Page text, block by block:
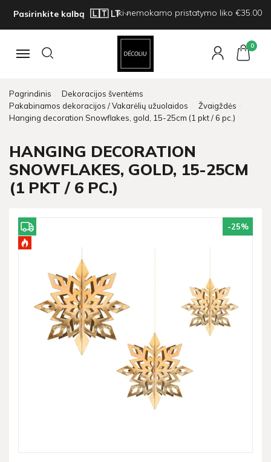
Pasirinkite kalbą Iki nemokamo pristatymo liko €35.00
Navigacija
0
Pagrindinis
Dekoracijos šventėms
Pakabinamos dekoracijos / Vakarėlių užuolaidos
Žvaigždės
Hanging decoration Snowflakes, gold, 15-25cm (1 pkt / 6 pc.)
HANGING DECORATION
SNOWFLAKES, GOLD, 15-25CM
(1 PKT / 6 PC.)
-25%